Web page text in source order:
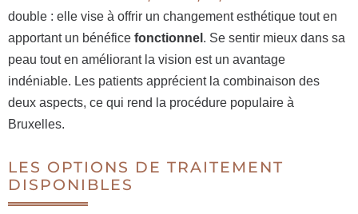
double : elle vise à offrir un changement esthétique tout en
apportant un bénéfice fonctionnel . Se sentir mieux dans sa
peau tout en améliorant la vision est un avantage
indéniable. Les patients apprécient la combinaison des
deux aspects, ce qui rend la procédure populaire à
Bruxelles.
LES OPTIONS DE TRAITEMENT
DISPONIBLES